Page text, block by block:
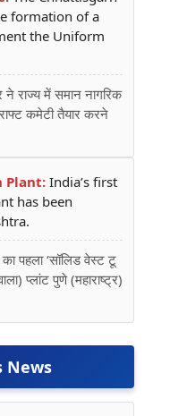
formation of a
the Uniform
राज्य में समान नागरिक
कमेटी तैयार करने
Plant: India’s first
has been
पहला ‘सॉलिड वेस्ट टू
प्लांट पुणे (महाराष्ट्र)
News